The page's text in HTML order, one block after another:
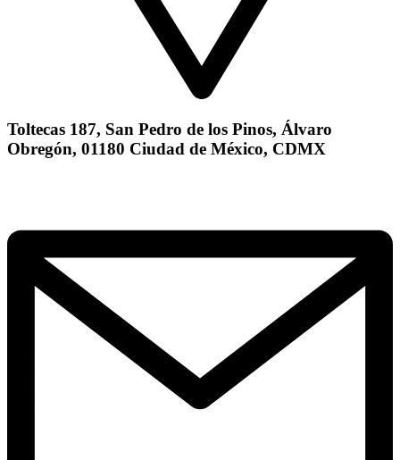
Toltecas 187, San Pedro de los Pinos, Álvaro
Obregón, 01180 Ciudad de México, CDMX